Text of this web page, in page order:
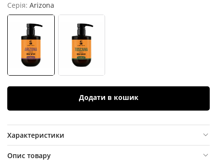
Серія: Arizona
Додати в кошик
Характеристики
Опис товару